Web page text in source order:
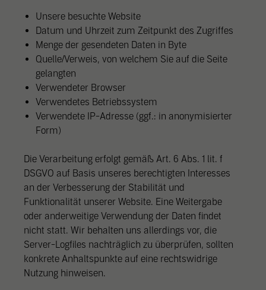
Unsere besuchte Website
Datum und Uhrzeit zum Zeitpunkt des Zugriffes
Menge der gesendeten Daten in Byte
Quelle/Verweis, von welchem Sie auf die Seite
gelangten
Verwendeter Browser
Verwendetes Betriebssystem
Verwendete IP-Adresse (ggf.: in anonymisierter
Form)
Die Verarbeitung erfolgt gemäß Art. 6 Abs. 1 lit. f
DSGVO auf Basis unseres berechtigten Interesses
an der Verbesserung der Stabilität und
Funktionalität unserer Website. Eine Weitergabe
oder anderweitige Verwendung der Daten findet
nicht statt. Wir behalten uns allerdings vor, die
Server-Logfiles nachträglich zu überprüfen, sollten
konkrete Anhaltspunkte auf eine rechtswidrige
Nutzung hinweisen.